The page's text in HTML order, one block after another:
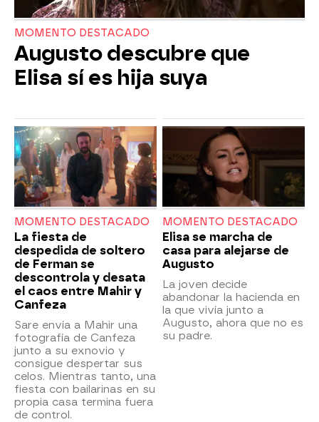
MOMENTO DESTACADO
Augusto descubre que
Elisa sí es hija suya
MOMENTO DESTACADO
La fiesta de
despedida de soltero
de Ferman se
descontrola y desata
el caos entre Mahir y
Canfeza
Sare envía a Mahir una
fotografía de Canfeza
junto a su exnovio y
consigue despertar sus
celos. Mientras tanto, una
fiesta con bailarinas en su
propia casa termina fuera
de control.
MOMENTO DESTACADO
Elisa se marcha de
casa para alejarse de
Augusto
La joven decide
abandonar la hacienda en
la que vivía junto a
Augusto, ahora que no es
su padre.